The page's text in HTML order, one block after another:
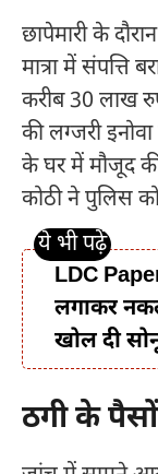
छापेमारी के
मात्रा में
करीब 30 लाख
की लग्जरी
के घर में मौजूद
कोठी ने पुलिस को
LDC
लगाकर
खोल दी
ठगी के